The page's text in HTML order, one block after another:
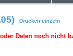
Drucken einzeln
Daten noch nicht